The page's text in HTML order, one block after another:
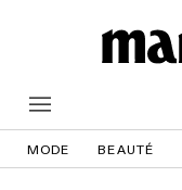
MODE BEAUTÉ